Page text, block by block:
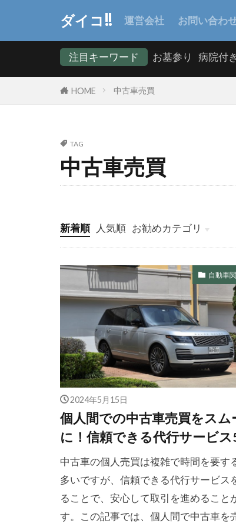
ダイコ!! 運営会社 お問い合わ
注目キーワード お墓参り 病院付
HOME 中古車売買
TAG
中古車売買
新着順 人気順 お勧めカテゴリ
ヘッダーメニュー
システム開発
情報システム
マーケティング
自動車
2024年5月15日
個人間での中古車売買をスム
に！信頼できる代行サービス
中古車の個人売買は複雑で時間を要す
多いですが、信頼できる代行サービス
ることで、安心して取引を進めること
す。この記事では、個人間で中古車を